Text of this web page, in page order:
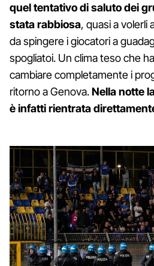
quel tentativo di saluto dei
stata rabbiosa, quasi a volerli
da spingere i giocatori a
spogliatoi. Un clima teso che
cambiare completamente i
ritorno a Genova.Nella notte
è infatti rientrata